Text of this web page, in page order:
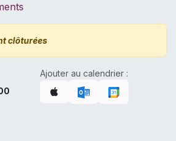
clôturées
Ajouter au calendrier :